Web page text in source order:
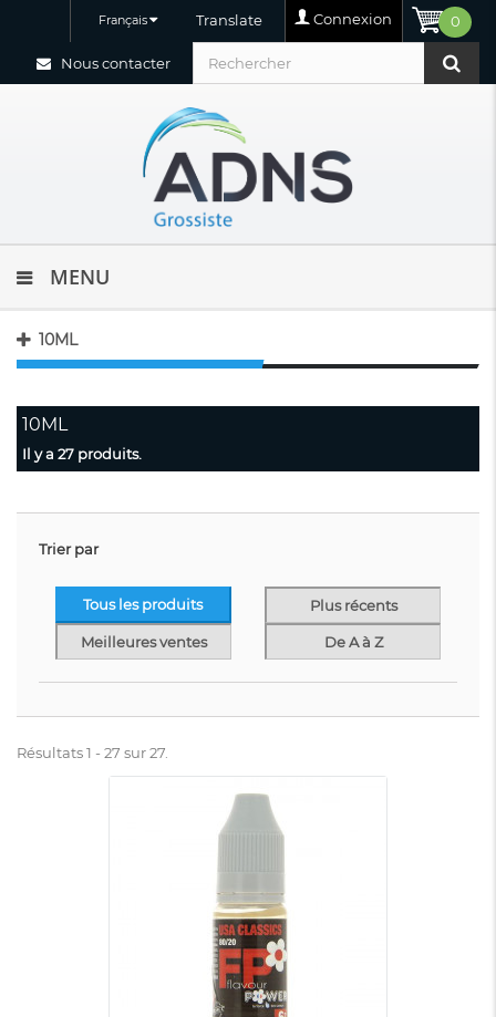
0
Connexion
Translate
Français
Nous contacter
MENU
10ML
10ML
Il y a 27 produits.
Trier par
Tous les produits Plus récents
Meilleures ventes De A à Z
Résultats 1 - 27 sur 27.